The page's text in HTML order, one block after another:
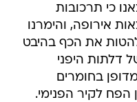
כי תרכובות
אירופה, והימרנו
את הכף בהיבט
דלתות היפני
בחומרים
הפח לקיר הפנימי.